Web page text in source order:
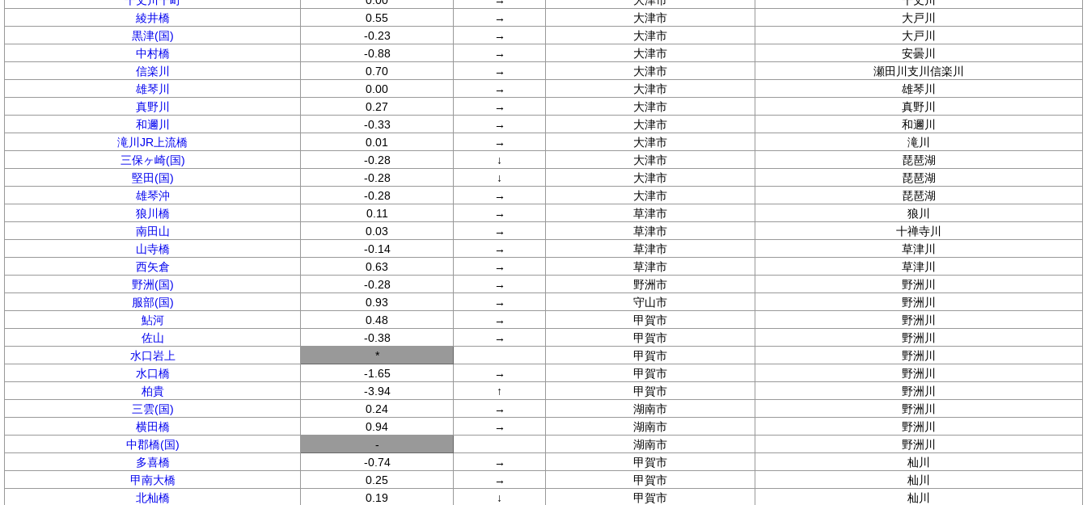
綾井橋
0.55 → 大津市
大戸川
黒津(国)
-0.23 → 大津市
大戸川
中村橋
-0.88 → 大津市
安曇川
信楽川
0.70 → 大津市
瀬田川支川信楽川
雄琴川
0.00 → 大津市
雄琴川
真野川
0.27 → 大津市
真野川
和邇川
-0.33 → 大津市
和邇川
滝川JR上流橋
0.01 → 大津市
滝川
三保ヶ崎(国)
-0.28 ↓ 大津市
琵琶湖
堅田(国)
-0.28 ↓ 大津市
琵琶湖
雄琴沖
-0.28 → 大津市
琵琶湖
狼川橋
0.11 → 草津市
狼川
南田山
0.03 → 草津市
十禅寺川
山寺橋
-0.14 → 草津市
草津川
西矢倉
0.63 → 草津市
草津川
野洲(国)
-0.28 → 野洲市
野洲川
服部(国)
0.93 → 守山市
野洲川
鮎河
0.48 → 甲賀市
野洲川
佐山
-0.38 → 甲賀市
野洲川
水口岩上
* 甲賀市
野洲川
水口橋
-1.65 → 甲賀市
野洲川
柏貴
-3.94 ↑ 甲賀市
野洲川
三雲(国)
0.24 → 湖南市
野洲川
横田橋
0.94 → 湖南市
野洲川
中郡橋(国)
- 湖南市
野洲川
多喜橋
-0.74 → 甲賀市
杣川
甲南大橋
0.25 → 甲賀市
杣川
北杣橋
0.19 ↓ 甲賀市
杣川